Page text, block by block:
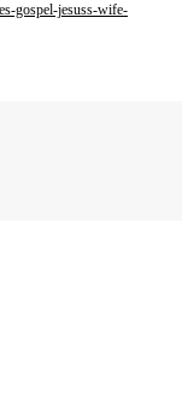
gospel-jesuss-wife-